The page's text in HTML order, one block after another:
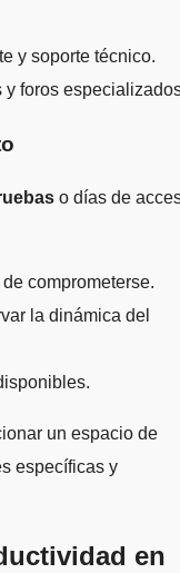
y soporte técnico.
foros
o días de
comprometerse.
la dinámica del
un espacio de
específicas y
en